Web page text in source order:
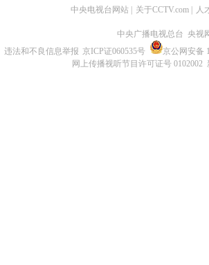
中央电视台网站 关于CCTV.com 人
中央广播电视总台 央视
违法和不良信息举报 京ICP证060535号
京公网安备
网上传播视听节目许可证号 0102002